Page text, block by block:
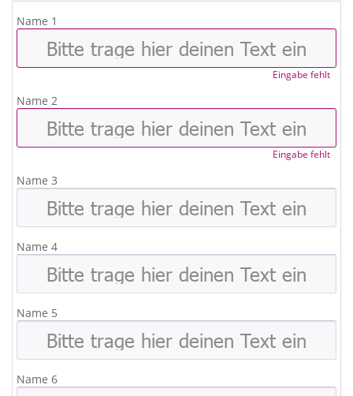
Name 1
Eingabe fehlt
Name 2
Eingabe fehlt
Name 3
Name 4
Name 5
Name 6